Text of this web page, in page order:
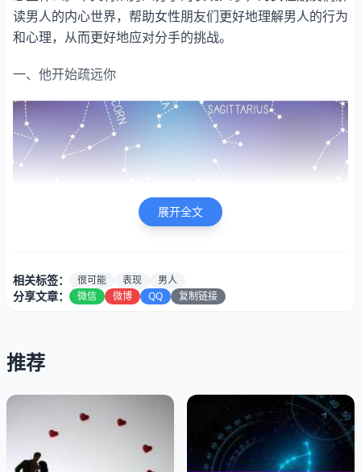
读男人的内心世界，帮助女性朋友们更好地理解男人的行为
和心理，从而更好地应对分手的挑战。
一、他开始疏远你
男人铁了心分手的个表现就是开始疏远你。他不再像以前那
展开全文
相关标签： 很可能 表现 男人
分享文章： 微信 微博 QQ 复制链接
推荐